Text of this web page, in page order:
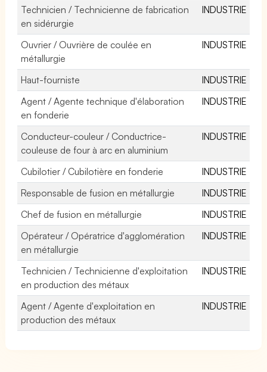
Technicien / Technicienne de fabrication
en sidérurgie
INDUSTRIE
Ouvrier / Ouvrière de coulée en
métallurgie
INDUSTRIE
Haut-fourniste
INDUSTRIE
Agent / Agente technique d'élaboration
en fonderie
INDUSTRIE
Conducteur-couleur / Conductrice-
couleuse de four à arc en aluminium
INDUSTRIE
Cubilotier / Cubilotière en fonderie
INDUSTRIE
Responsable de fusion en métallurgie
INDUSTRIE
Chef de fusion en métallurgie
INDUSTRIE
Opérateur / Opératrice d'agglomération
en métallurgie
INDUSTRIE
Technicien / Technicienne d'exploitation
en production des métaux
INDUSTRIE
Agent / Agente d'exploitation en
production des métaux
INDUSTRIE